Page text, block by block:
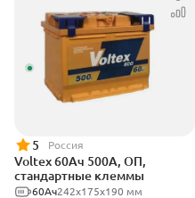
5 Россия
Voltex 60Ач 500А, ОП,
стандартные клеммы
242х175х190 мм
60Ач